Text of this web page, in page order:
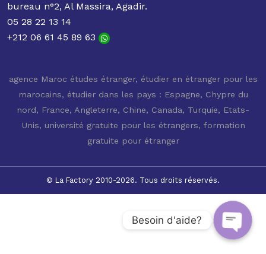
bureau n°2, Al Massira, Agadir.
05 28 22 13 14
+212 06 61 45 89 63
agence Maroc études étranger, étudier en étranger pour les
marocains, étudier dans les pays : Espagne, Chypre du
nord, France, Angleterre, Chine, Canada, Turquie, Etats-
Unis, université gratuite pour les étrangers, formation
gratuite pour étranger
© La Factory 2010-2026. Tous droits réservés.
Besoin d'aide?
Open